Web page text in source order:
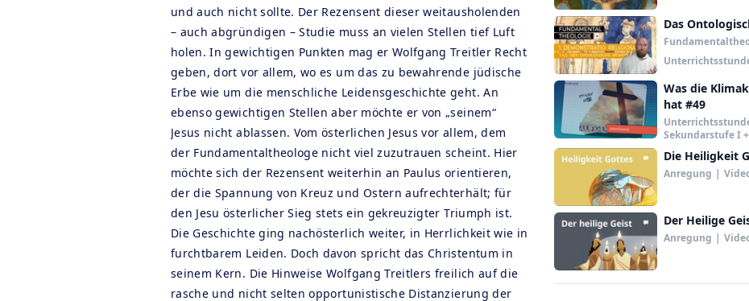
und auch nicht sollte. Der Rezensent dieser weitausholenden
– auch abgründigen – Studie muss an vielen Stellen tief Luft
holen. In gewichtigen Punkten mag er Wolfgang Treitler Recht
geben, dort vor allem, wo es um das zu bewahrende jüdische
Erbe wie um die menschliche Leidensgeschichte geht. An
ebenso gewichtigen Stellen aber möchte er von „seinem“
Jesus nicht ablassen. Vom österlichen Jesus vor allem, dem
der Fundamentaltheologe nicht viel zuzutrauen scheint. Hier
möchte sich der Rezensent weiterhin an Paulus orientieren,
der die Spannung von Kreuz und Ostern aufrechterhält; für
den Jesu österlicher Sieg stets ein gekreuzigter Triumph ist.
Die Geschichte ging nachösterlich weiter, in Herrlichkeit wie in
furchtbarem Leiden. Doch davon spricht das Christentum in
seinem Kern. Die Hinweise Wolfgang Treitlers freilich auf die
rasche und nicht selten opportunistische Distanzierung der
Das
Was die
hat #49
Sekundarstufe I
Die Heiligkeit
Anregung |
Der Heilige
Anregung |